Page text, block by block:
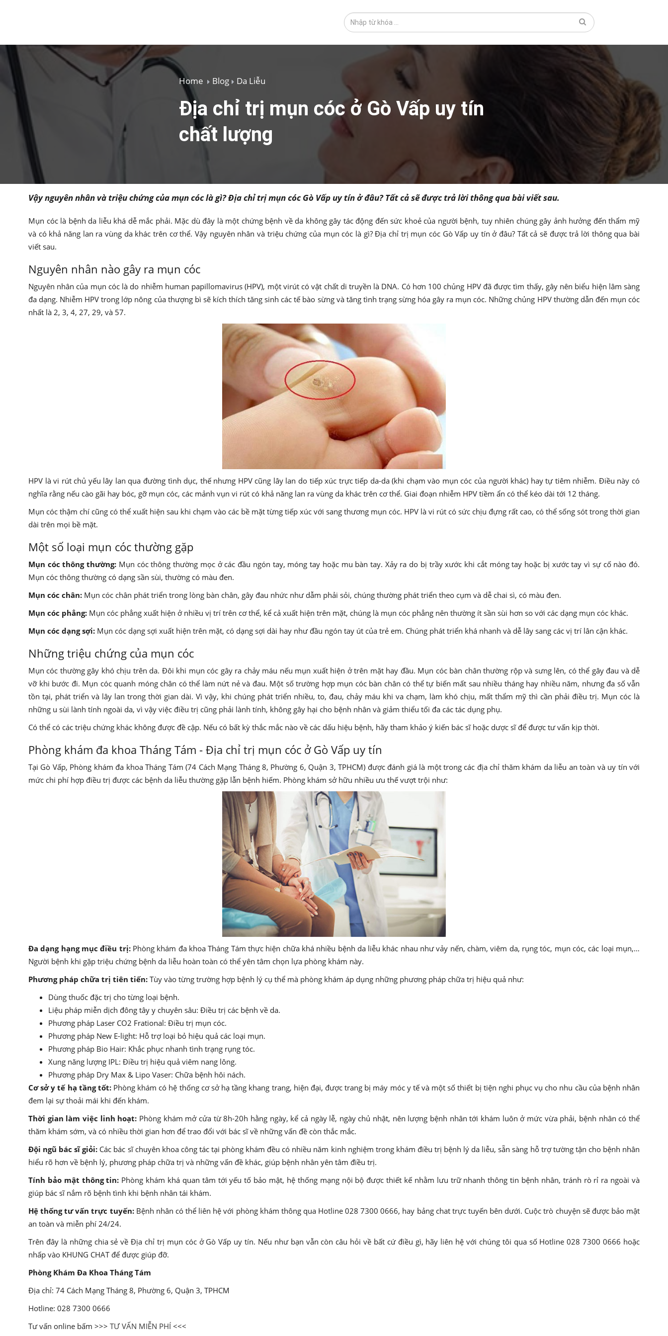
Home Blog Da Liễu
Địa chỉ trị mụn cóc ở Gò Vấp uy tín
chất lượng
Vậy nguyên nhân và triệu chứng của mụn cóc là gì? Địa chỉ trị mụn cóc Gò Vấp uy tín ở đâu? Tất cả sẽ được trả lời thông qua bài viết sau.
Mụn cóc là bệnh da liễu khá dễ mắc phải. Mặc dù đây là một chứng bệnh về da không gây tác động đến sức khoẻ của người bệnh, tuy nhiên chúng gây ảnh hưởng đến thẩm mỹ
và có khả năng lan ra vùng da khác trên cơ thể. Vậy nguyên nhân và triệu chứng của mụn cóc là gì? Địa chỉ trị mụn cóc Gò Vấp uy tín ở đâu? Tất cả sẽ được trả lời thông qua bài
viết sau.
Nguyên nhân nào gây ra mụn cóc
Nguyên nhân của mụn cóc là do nhiễm human papillomavirus (HPV), một virút có vật chất di truyền là DNA. Có hơn 100 chủng HPV đã được tìm thấy, gây nên biểu hiện lâm sàng
đa dạng. Nhiễm HPV trong lớp nông của thượng bì sẽ kích thích tăng sinh các tế bào sừng và tăng tình trạng sừng hóa gây ra mụn cóc. Những chủng HPV thường dẫn đến mụn cóc
nhất là 2, 3, 4, 27, 29, và 57.
HPV là vi rút chủ yếu lây lan qua đường tình dục, thế nhưng HPV cũng lây lan do tiếp xúc trực tiếp da-da (khi chạm vào mụn cóc của người khác) hay tự tiêm nhiễm. Điều này có
nghĩa rằng nếu cào gãi hay bóc, gỡ mụn cóc, các mảnh vụn vi rút có khả năng lan ra vùng da khác trên cơ thể. Giai đoạn nhiễm HPV tiềm ẩn có thể kéo dài tới 12 tháng.
Mụn cóc thậm chí cũng có thể xuất hiện sau khi chạm vào các bề mặt từng tiếp xúc với sang thương mụn cóc. HPV là vi rút có sức chịu đựng rất cao, có thể sống sót trong thời gian
dài trên mọi bề mặt.
Một số loại mụn cóc thường gặp
Mụn cóc thông thường: Mụn cóc thông thường mọc ở các đầu ngón tay, móng tay hoặc mu bàn tay. Xảy ra do bị trầy xước khi cắt móng tay hoặc bị xước tay vì sự cố nào đó.
Mụn cóc thông thường có dạng sần sùi, thường có màu đen.
Mụn cóc chân: Mụn cóc chân phát triển trong lòng bàn chân, gây đau nhức như dẫm phải sỏi, chúng thường phát triển theo cụm và dễ chai sì, có màu đen.
Mụn cóc phẳng: Mụn cóc phẳng xuất hiện ở nhiều vị trí trên cơ thể, kể cả xuất hiện trên mặt, chúng là mụn cóc phẳng nên thường ít sần sùi hơn so với các dạng mụn cóc khác.
Mụn cóc dạng sợi: Mụn cóc dạng sợi xuất hiện trên mặt, có dạng sợi dài hay như đầu ngón tay út của trẻ em. Chúng phát triển khá nhanh và dễ lây sang các vị trí lân cận khác.
Những triệu chứng của mụn cóc
Mụn cóc thường gây khó chịu trên da. Đôi khi mụn cóc gây ra chảy máu nếu mụn xuất hiện ở trên mặt hay đầu. Mụn cóc bàn chân thường rộp và sưng lên, có thể gây đau và dễ
vỡ khi bước đi. Mụn cóc quanh móng chân có thể làm nứt nẻ và đau. Một số trường hợp mụn cóc bàn chân có thể tự biến mất sau nhiều tháng hay nhiều năm, nhưng đa số vẫn
tồn tại, phát triển và lây lan trong thời gian dài. Vì vậy, khi chúng phát triển nhiều, to, đau, chảy máu khi va chạm, làm khó chịu, mất thẩm mỹ thì cần phải điều trị. Mụn cóc là
những u sùi lành tính ngoài da, vì vậy việc điều trị cũng phải lành tính, không gây hại cho bệnh nhân và giảm thiểu tối đa các tác dụng phụ.
Có thể có các triệu chứng khác không được đề cập. Nếu có bất kỳ thắc mắc nào về các dấu hiệu bệnh, hãy tham khảo ý kiến bác sĩ hoặc dược sĩ để được tư vấn kịp thời.
Phòng khám đa khoa Tháng Tám - Địa chỉ trị mụn cóc ở Gò Vấp uy tín
Tại Gò Vấp, Phòng khám đa khoa Tháng Tám (74 Cách Mạng Tháng 8, Phường 6, Quận 3, TPHCM) được đánh giá là một trong các địa chỉ thăm khám da liễu an toàn và uy tín với
mức chi phí hợp điều trị được các bệnh da liễu thường gặp lẫn bệnh hiếm. Phòng khám sở hữu nhiều ưu thế vượt trội như:
Đa dạng hạng mục điều trị:Phòng khám đa khoa Tháng Tám thực hiện chữa khá nhiều bệnh da liễu khác nhau như vảy nến, chàm, viêm da, rụng tóc, mụn cóc, các loại mụn,…
Người bệnh khi gặp triệu chứng bệnh da liễu hoàn toàn có thể yên tâm chọn lựa phòng khám này.
Phương pháp chữa trị tiên tiến: Tùy vào từng trường hợp bệnh lý cụ thể mà phòng khám áp dụng những phương pháp chữa trị hiệu quả như:
Dùng thuốc đặc trị cho từng loại bệnh.
Liệu pháp miễn dịch đông tây y chuyên sâu: Điều trị các bệnh về da.
Phương pháp Laser CO2 Frational: Điều trị mụn cóc.
Phương pháp New E-light: Hỗ trợ loại bỏ hiệu quả các loại mụn.
Phương pháp Bio Hair: Khắc phục nhanh tình trạng rụng tóc.
Xung năng lượng IPL: Điều trị hiệu quả viêm nang lông.
Phương pháp Dry Max & Lipo Vaser: Chữa bệnh hôi nách.
Cơ sở y tế hạ tầng tốt:Phòng khám có hệ thống cơ sở hạ tầng khang trang, hiện đại, được trang bị máy móc y tế và một số thiết bị tiện nghi phục vụ cho nhu cầu của bệnh nhân
đem lại sự thoải mái khi đến khám.
Thời gian làm việc linh hoạt: Phòng khám mở cửa từ 8h-20h hằng ngày, kể cả ngày lễ, ngày chủ nhật, nên lượng bệnh nhân tới khám luôn ở mức vừa phải, bệnh nhân có thể
thăm khám sớm, và có nhiều thời gian hơn để trao đổi với bác sĩ về những vấn đề còn thắc mắc.
Đội ngũ bác sĩ giỏi: Các bác sĩ chuyên khoa công tác tại phòng khám đều có nhiều năm kinh nghiệm trong khám điều trị bệnh lý da liễu, sẵn sàng hỗ trợ tường tận cho bệnh nhân
hiểu rõ hơn về bệnh lý, phương pháp chữa trị và những vấn đề khác, giúp bệnh nhân yên tâm điều trị.
Tính bảo mật thông tin: Phòng khám khá quan tâm tới yếu tố bảo mật, hệ thống mạng nội bộ được thiết kế nhằm lưu trữ nhanh thông tin bệnh nhân, tránh rò rỉ ra ngoài và
giúp bác sĩ nắm rõ bệnh tình khi bệnh nhân tái khám.
Hệ thống tư vấn trực tuyến:Bệnh nhân có thể liên hệ với phòng khám thông qua Hotline 028 7300 0666, hay bảng chat trực tuyến bên dưới. Cuộc trò chuyện sẽ được bảo mật
an toàn và miễn phí 24/24.
Trên đây là những chia sẻ về Địa chỉ trị mụn cóc ở Gò Vấp uy tín. Nếu như bạn vẫn còn câu hỏi về bất cứ điều gì, hãy liên hệ với chúng tôi qua số Hotline 028 7300 0666 hoặc
nhấp vào KHUNG CHAT để được giúp đỡ.
Phòng Khám Đa Khoa Tháng Tám
Địa chỉ: 74 Cách Mạng Tháng 8, Phường 6, Quận 3, TPHCM
Hotline: 028 7300 0666
Tư vấn online bấm >>> TƯ VẤN MIỄN PHÍ <<<